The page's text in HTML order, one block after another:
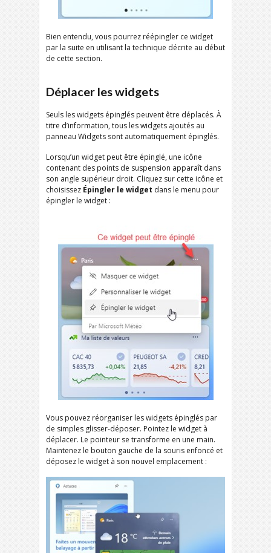
Bien entendu, vous pourrez réépingler ce widget
par la suite en utilisant la technique décrite au début
de cette section.
Déplacer les widgets
Seuls les widgets épinglés peuvent être déplacés. À
titre d’information, tous les widgets ajoutés au
panneau Widgets sont automatiquement épinglés.
Lorsqu’un widget peut être épinglé, une icône
contenant des points de suspension apparaît dans
son angle supérieur droit. Cliquez sur cette icône et
choisissez Épingler le widget dans le menu pour
épingler le widget :
Vous pouvez réorganiser les widgets épinglés par
de simples glisser-déposer. Pointez le widget à
déplacer. Le pointeur se transforme en une main.
Maintenez le bouton gauche de la souris enfoncé et
déposez le widget à son nouvel emplacement :